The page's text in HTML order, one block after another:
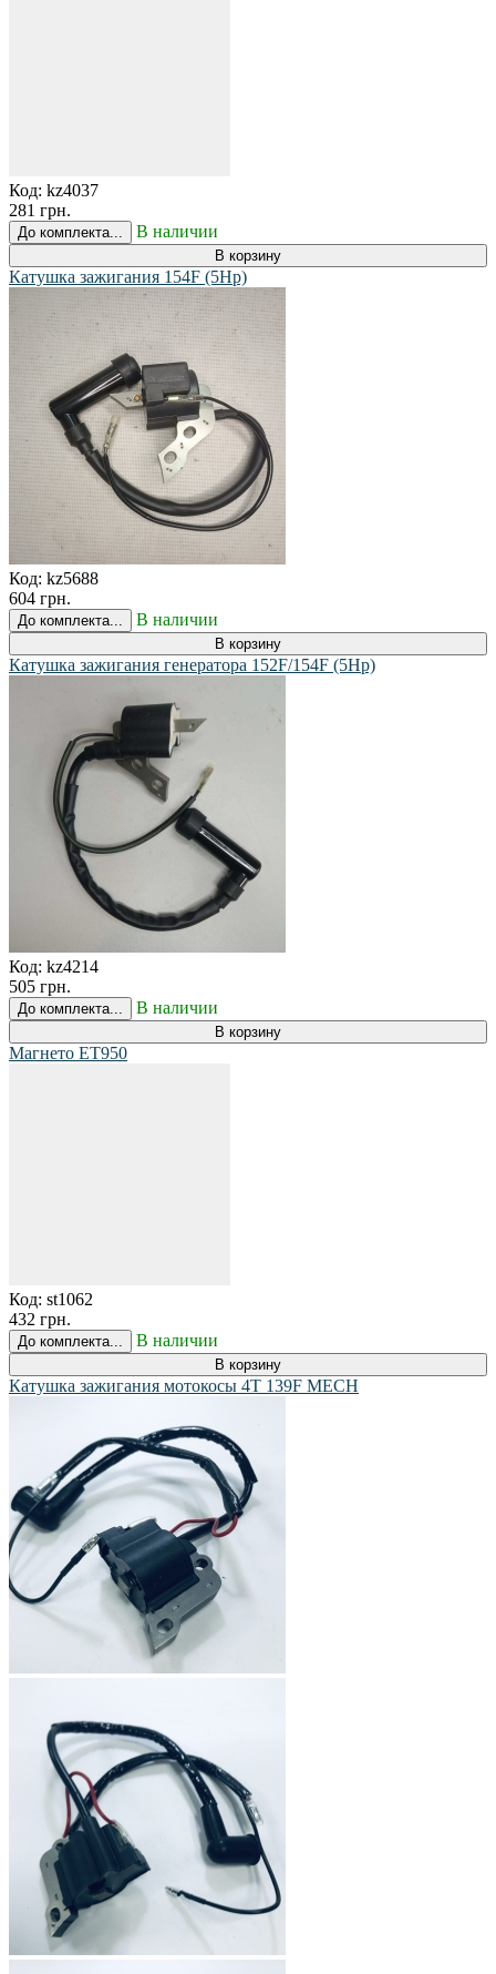
Код: kz4037
281 грн.
До комплекта... В наличии
В корзину
Катушка зажигания 154F (5Hp)
Код: kz5688
604 грн.
До комплекта... В наличии
В корзину
Катушка зажигания генератора 152F/154F (5Hp)
Код: kz4214
505 грн.
До комплекта... В наличии
В корзину
Магнето ET950
Код: st1062
432 грн.
До комплекта... В наличии
В корзину
Катушка зажигания мотокосы 4T 139F MECH